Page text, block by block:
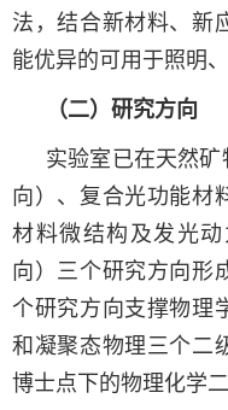
法，结合新材料、新
能优异的可用于照明
（二）研究方向
实验室已在天然
向）、复合光功能材
材料微结构及发光
向） 三个研究方向形
个研究方向支撑物理
和凝聚态物理三个二
博士点下的物理化学